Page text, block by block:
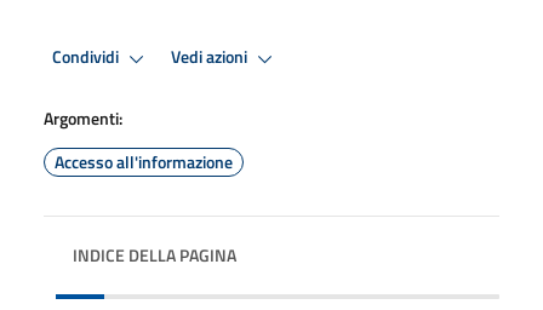
Condividi Vedi azioni
Argomenti:
Accesso all'informazione
INDICE DELLA PAGINA